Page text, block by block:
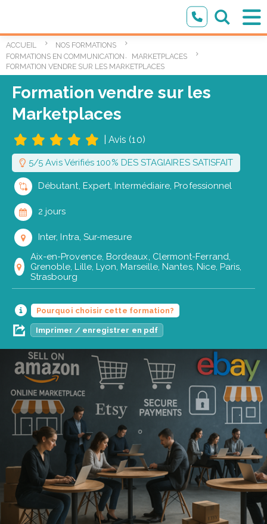
ACCUEIL
NOS FORMATIONS
FORMATIONS EN COMMUNICATION ET MARKETING DIGITAL
,
MARKETPLACES
FORMATION VENDRE SUR LES MARKETPLACES
Formation vendre sur les
Marketplaces
Avis (10)
5/5 Avis Vérifiés 100% DES STAGIAIRES SATISFAIT
Débutant, Expert, Intermédiaire, Professionnel
2 jours
Inter, Intra, Sur-mesure
Aix-en-Provence, Bordeaux, Clermont-Ferrand,
Grenoble, Lille, Lyon, Marseille, Nantes, Nice, Paris,
Strasbourg
Pourquoi choisir cette formation?
Imprimer / enregistrer en pdf